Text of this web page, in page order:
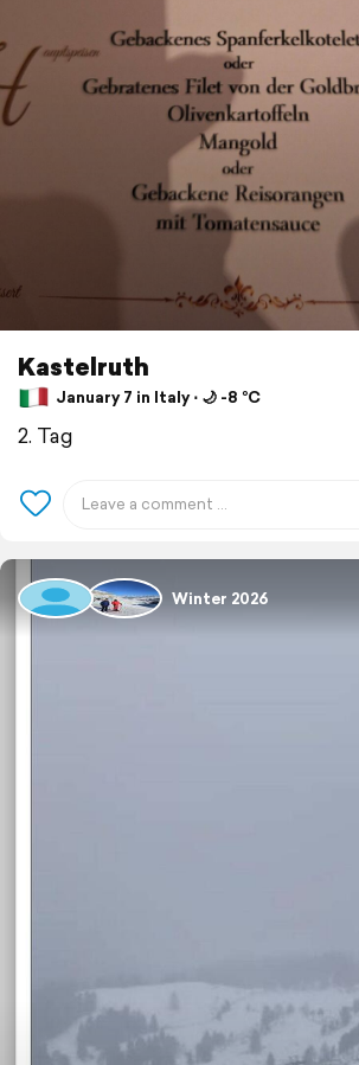
Kastelruth
January 7 in Italy ⋅ 🌙 -8 °C
2. Tag
Winter 2026